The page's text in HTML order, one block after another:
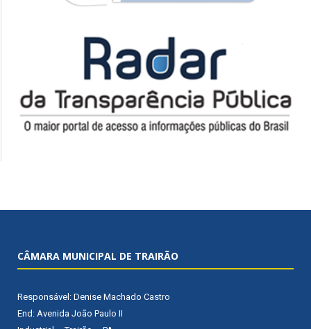
CÂMARA MUNICIPAL DE TRAIRÃO
Responsável: Denise Machado Castro
End: Avenida João Paulo II